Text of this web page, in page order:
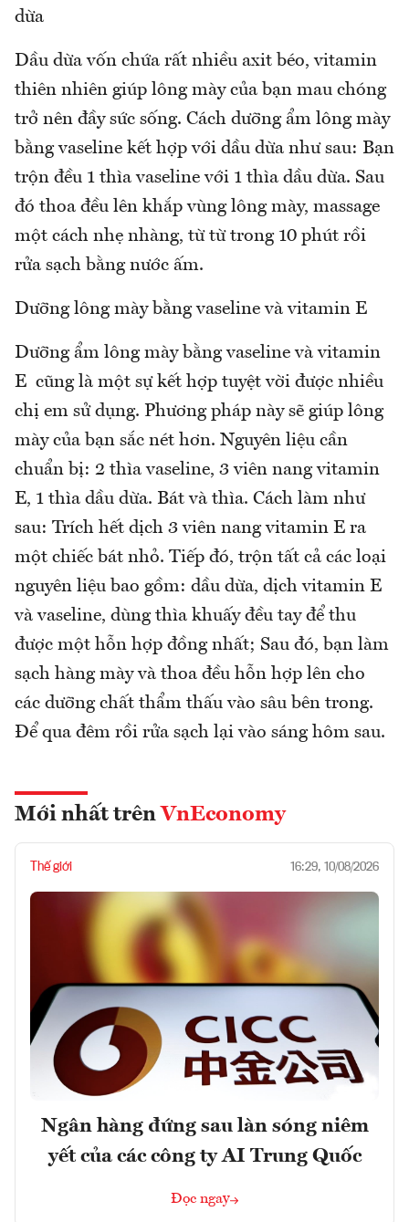
dừa
Dầu dừa vốn chứa rất nhiều axit béo, vitamin
thiên nhiên giúp lông mày của bạn mau chóng
trở nên đầy sức sống. Cách dưỡng ẩm lông mày
bằng vaseline kết hợp với dầu dừa như sau: Bạn
trộn đều 1 thìa vaseline với 1 thìa dầu dừa. Sau
đó thoa đều lên khắp vùng lông mày, massage
một cách nhẹ nhàng, từ từ trong 10 phút rồi
rửa sạch bằng nước ấm.
Dưỡng lông mày bằng vaseline và vitamin E
Dưỡng ẩm lông mày bằng vaseline và vitamin
E cũng là một sự kết hợp tuyệt vời được nhiều
chị em sử dụng. Phương pháp này sẽ giúp lông
mày của bạn sắc nét hơn. Nguyên liệu cần
chuẩn bị: 2 thìa vaseline, 3 viên nang vitamin
E, 1 thìa dầu dừa. Bát và thìa. Cách làm như
sau: Trích hết dịch 3 viên nang vitamin E ra
một chiếc bát nhỏ. Tiếp đó, trộn tất cả các loại
nguyên liệu bao gồm: dầu dừa, dịch vitamin E
và vaseline, dùng thìa khuấy đều tay để thu
được một hỗn hợp đồng nhất; Sau đó, bạn làm
sạch hàng mày và thoa đều hỗn hợp lên cho
các dưỡng chất thẩm thấu vào sâu bên trong.
Để qua đêm rồi rửa sạch lại vào sáng hôm sau.
Mới nhất trên VnEconomy
Thế giới 16:29, 10/08/2026
Ngân hàng đứng sau làn sóng niêm
yết của các công ty AI Trung Quốc
Đọc ngay